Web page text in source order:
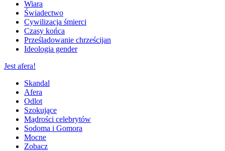
Wiara
Świadectwo
Cywilizacja śmierci
Czasy końca
Prześladowanie chrześcijan
Ideologia gender
Jest afera!
Skandal
Afera
Odlot
Szokujące
Mądrości celebrytów
Sodoma i Gomora
Mocne
Zobacz